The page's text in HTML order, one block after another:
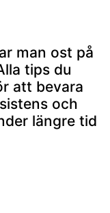
man ost på
tips du
att bevara
och
längre tid